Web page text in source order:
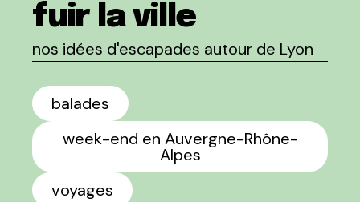
fuir la ville
nos idées d'escapades autour de Lyon
balades
week-end en Auvergne-Rhône-
Alpes
voyages